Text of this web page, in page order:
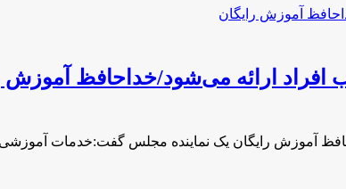
افراد ارائه می‌شود/خداحافظ آموزش
آموزش رایگان یک نماینده مجلس گفت:‌خدمات